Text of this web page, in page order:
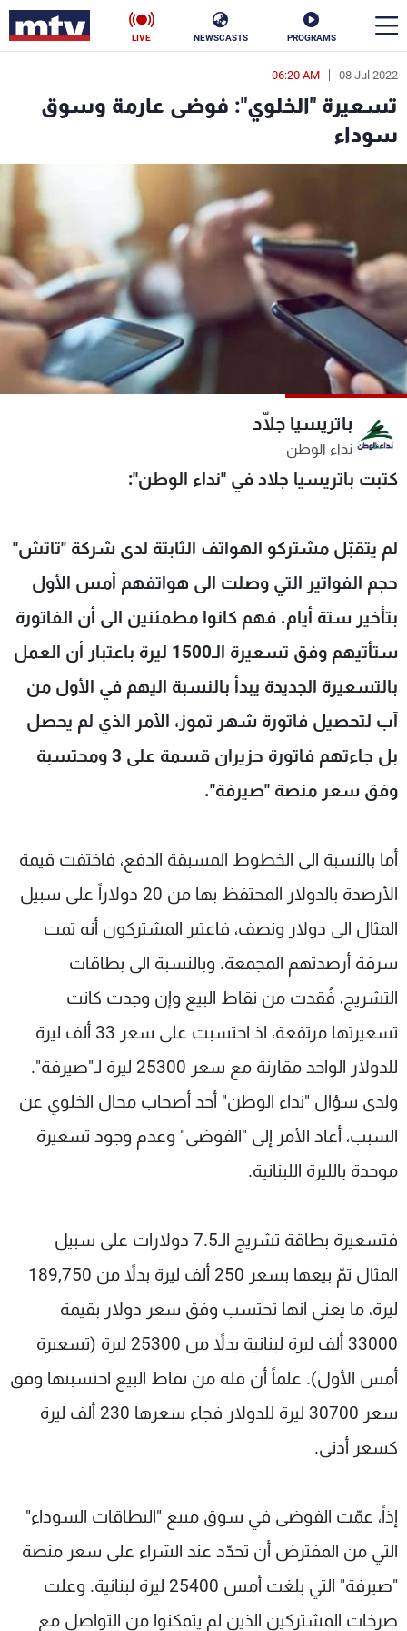
PROGRAMS
NEWSCASTS
LIVE
08 Jul 2022
06:20 AM
تسعيرة "الخلوي": فوضى عارمة وسوق
سوداء
باتريسيا جلّاد
نداء الوطن
كتبت باتريسيا جلاد في "نداء الوطن":
لم يتقبّل مشتركو الهواتف الثابتة لدى شركة "تاتش"
حجم الفواتير التي وصلت الى هواتفهم أمس الأول
بتأخير ستة أيام. فهم كانوا مطمئنين الى أن الفاتورة
ستأتيهم وفق تسعيرة الـ1500 ليرة باعتبار أن العمل
بالتسعيرة الجديدة يبدأ بالنسبة اليهم في الأول من
آب لتحصيل فاتورة شهر تموز، الأمر الذي لم يحصل
بل جاءتهم فاتورة حزيران قسمة على 3 ومحتسبة
وفق سعر منصة "صيرفة".
أما بالنسبة الى الخطوط المسبقة الدفع، فاختفت قيمة
الأرصدة بالدولار المحتفظ بها من 20 دولاراً على سبيل
المثال الى دولار ونصف، فاعتبر المشتركون أنه تمت
سرقة أرصدتهم المجمعة. وبالنسبة الى بطاقات
التشريج، فُقدت من نقاط البيع وإن وجدت كانت
تسعيرتها مرتفعة، اذ احتسبت على سعر 33 ألف ليرة
للدولار الواحد مقارنة مع سعر 25300 ليرة لـ"صيرفة".
ولدى سؤال "نداء الوطن" أحد أصحاب محال الخلوي عن
السبب، أعاد الأمر إلى "الفوضى" وعدم وجود تسعيرة
موحدة بالليرة اللبنانية.
فتسعيرة بطاقة تشريج الـ7.5 دولارات على سبيل
المثال تمّ بيعها بسعر 250 ألف ليرة بدلاً من 189,750
ليرة، ما يعني انها تحتسب وفق سعر دولار بقيمة
33000 ألف ليرة لبنانية بدلاً من 25300 ليرة (تسعيرة
أمس الأول). علماً أن قلة من نقاط البيع احتسبتها وفق
سعر 30700 ليرة للدولار فجاء سعرها 230 ألف ليرة
كسعر أدنى.
إذاً، عمّت الفوضى في سوق مبيع "البطاقات السوداء"
التي من المفترض أن تحدّد عند الشراء على سعر منصة
"صيرفة" التي بلغت أمس 25400 ليرة لبنانية. وعلت
صرخات المشتركين الذين لم يتمكنوا من التواصل مع
en
الأخبار
سياسة ناس
منوعات رياضة
كأس العالم
البرامج
جدول البرامج
شاهد البرامج
الترددات
لاعلاناتكم
شروط الإسـتخدام